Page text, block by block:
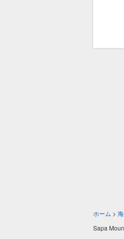
ホーム >
Sapa